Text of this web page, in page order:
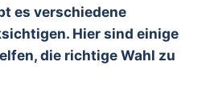
es verschiedene
Hier sind einige
die richtige Wahl zu